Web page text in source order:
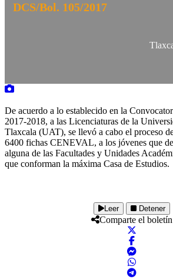
DCS/Bol. 105/2017
De acuerdo a lo establecido en la
2017-2018, a las Licenciaturas de la
Tlaxcala (UAT), se llevó a cabo el proceso
6400 fichas CENEVAL, a los jóvenes que
alguna de las Facultades y Unidades
que conforman la máxima Casa de Estudios.
Leer Detener
Comparte el boletín